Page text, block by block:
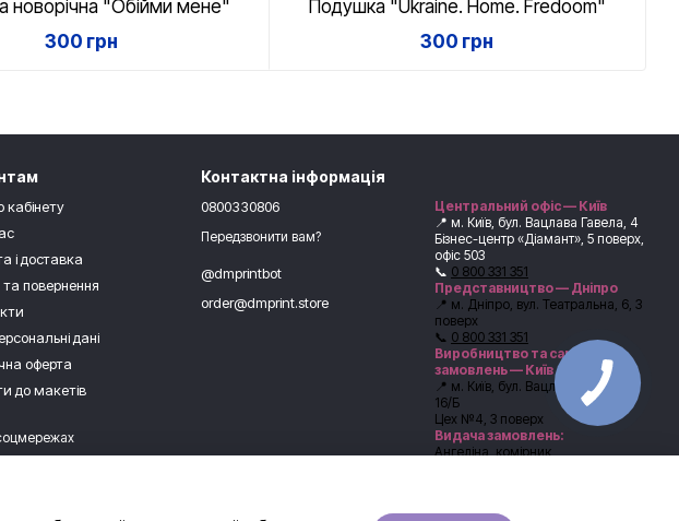
новорічна "Обійми мене"
300 грн
Подушка "Ukraine. Home. Fredoom"
300 грн
кабінету
і доставка
та повернення
дані
оферта
до макетів
Контактна інформація
0800330806
Передзвонити вам?
@dmprintbot
order@dmprint.store
Центральний офіс — Київ
📍 м. Київ, бул. Вацлава Гавела, 4
Бізнес-центр «Діамант», 5 поверх,
офіс 503
📞 0 800 331 351
Представництво — Дніпро
📍 м. Дніпро, вул. Театральна, 6, 3
поверх
📞 0 800 331 351
Виробництво та самовивіз
замовлень — Київ
📍 м. Київ, бул. Вацлава Гавела,
16/Б
Цех №4, 3 поверх
Видача замовлень:
Ангеліна, комірник
менеджером.